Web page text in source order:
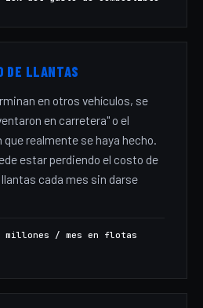
DE LLANTAS
en otros vehículos, se
en carretera" o el
realmente se haya hecho.
estar perdiendo el costo de
cada mes sin darse
millones / mes en flotas